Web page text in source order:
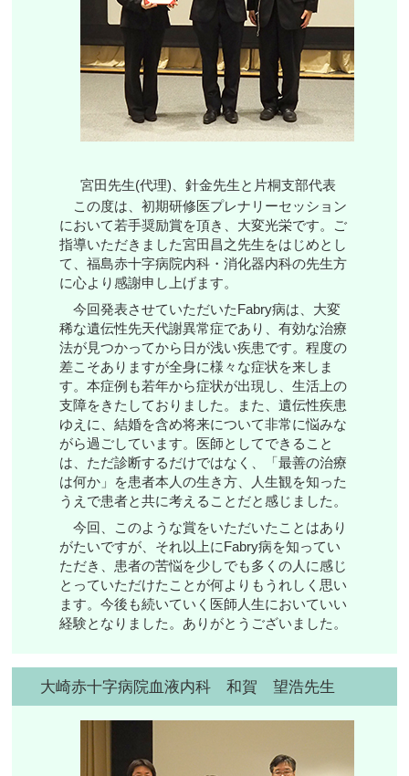
宮田先生(代理)、針金先生と片桐支部代表
この度は、初期研修医プレナリーセッション
において若手奨励賞を頂き、大変光栄です。ご
指導いただきました宮田昌之先生をはじめとし
て、福島赤十字病院内科・消化器内科の先生方
に心より感謝申し上げます。
今回発表させていただいたFabry病は、大変
稀な遺伝性先天代謝異常症であり、有効な治療
法が見つかってから日が浅い疾患です。程度の
差こそありますが全身に様々な症状を来しま
す。本症例も若年から症状が出現し、生活上の
支障をきたしておりました。また、遺伝性疾患
ゆえに、結婚を含め将来について非常に悩みな
がら過ごしています。医師としてできること
は、ただ診断するだけではなく、「最善の治療
は何か」を患者本人の生き方、人生観を知った
うえで患者と共に考えることだと感じました。
今回、このような賞をいただいたことはあり
がたいですが、それ以上にFabry病を知ってい
ただき、患者の苦悩を少しでも多くの人に感じ
とっていただけたことが何よりもうれしく思い
ます。今後も続いていく医師人生においていい
経験となりました。ありがとうございました。
大崎赤十字病院血液内科 和賀 望浩先生